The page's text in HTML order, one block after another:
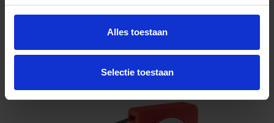
Alles toestaan
Selectie toestaan
Stuk